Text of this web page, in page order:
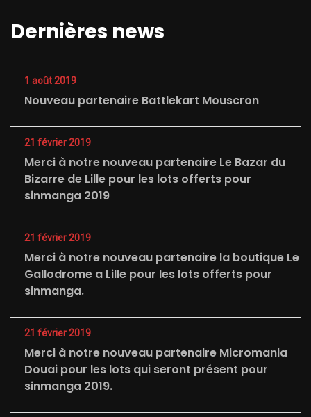
Dernières news
1 août 2019
Nouveau partenaire Battlekart Mouscron
21 février 2019
Merci à notre nouveau partenaire Le Bazar du
Bizarre de Lille pour les lots offerts pour
sinmanga 2019
21 février 2019
Merci à notre nouveau partenaire la boutique Le
Gallodrome a Lille pour les lots offerts pour
sinmanga.
21 février 2019
Merci à notre nouveau partenaire Micromania
Douai pour les lots qui seront présent pour
sinmanga 2019.